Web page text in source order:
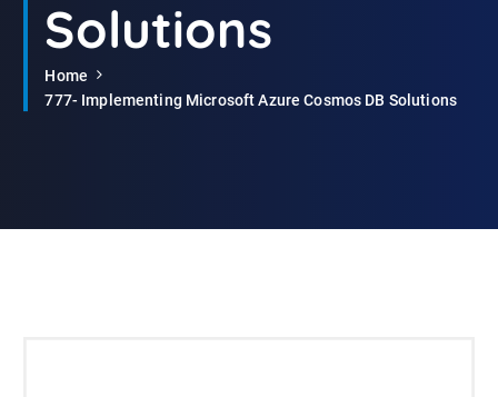
Solutions
Home
777- Implementing Microsoft Azure Cosmos DB Solutions